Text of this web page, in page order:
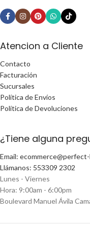
Atencion a Cliente
Contacto
Facturación
Sucursales
Política de Envíos
Política de Devoluciones
¿Tiene alguna
Email:
Llámanos: 553309 2302
Lunes - Viernes
Hora: 9:00am - 6:00pm
Boulevard Manuel Ávila